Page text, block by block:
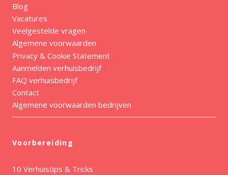
Blog
Vacatures
Veelgestelde vragen
Algemene voorwaarden
Privacy & Cookie Statement
Aanmelden verhuisbedrijf
FAQ verhuisbedrijf
Contact
Algemene voorwaarden bedrijven
Voorbereiding
10 Verhuistips & Tricks